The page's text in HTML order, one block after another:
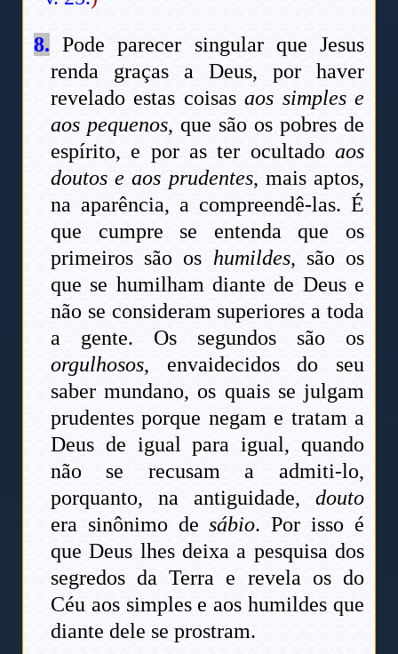
8. Pode parecer singular que Jesus
renda graças a Deus, por haver
revelado estas coisasaos simples e
aos pequenos, que são os pobres de
espírito, e por as ter ocultado aos
doutos e aos prudentes, mais aptos,
na aparência, a compreendê-las. É
que cumpre se entenda que os
primeiros são os humildes, são os
que se humilham diante de Deus e
não se consideram superiores a toda
a gente. Os segundos são os
orgulhosos, envaidecidos do seu
saber mundano, os quais se julgam
prudentes porque negam e tratam a
Deus de igual para igual, quando
não se recusam a admiti-lo,
porquanto, na antiguidade, douto
era sinônimo desábio. Por isso é
que Deus lhes deixa a pesquisa dos
segredos da Terra e revela os do
Céu aos simples e aos humildes que
diante dele se prostram.